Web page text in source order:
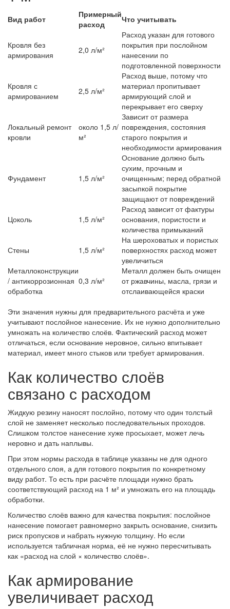
Вид работ
Примерный
расход
Что учитывать
Кровля без
армирования
2,0 л/м²
Расход указан для готового
покрытия при послойном
нанесении по
подготовленной поверхности
Кровля с
армированием
2,5 л/м²
Расход выше, потому что
материал пропитывает
армирующий слой и
перекрывает его сверху
Локальный ремонт
кровли
около 1,5 л/
м²
Зависит от размера
повреждения, состояния
старого покрытия и
необходимости армирования
Фундамент 1,5 л/м²
Основание должно быть
сухим, прочным и
очищенным; перед обратной
засыпкой покрытие
защищают от повреждений
Цоколь
1,5 л/м²
Расход зависит от фактуры
основания, пористости и
количества примыканий
Стены
1,5 л/м²
На шероховатых и пористых
поверхностях расход может
увеличиться
Металлоконструкции
/ антикоррозионная
обработка
0,3 л/м²
Металл должен быть очищен
от ржавчины, масла, грязи и
отслаивающейся краски
Эти значения нужны для предварительного расчёта и уже
учитывают послойное нанесение. Их не нужно дополнительно
умножать на количество слоёв. Фактический расход может
отличаться, если основание неровное, сильно впитывает
материал, имеет много стыков или требует армирования.
Как количество слоёв
связано с расходом
Жидкую резину наносят послойно, потому что один толстый
слой не заменяет несколько последовательных проходов.
Слишком толстое нанесение хуже просыхает, может лечь
неровно и дать наплывы.
При этом нормы расхода в таблице указаны не для одного
отдельного слоя, а для готового покрытия по конкретному
виду работ. То есть при расчёте площади нужно брать
соответствующий расход на 1 м² и умножать его на площадь
обработки.
Количество слоёв важно для качества покрытия: послойное
нанесение помогает равномерно закрыть основание, снизить
риск пропусков и набрать нужную толщину. Но если
используется табличная норма, её не нужно пересчитывать
как «расход на слой × количество слоёв».
Как армирование
увеличивает расход